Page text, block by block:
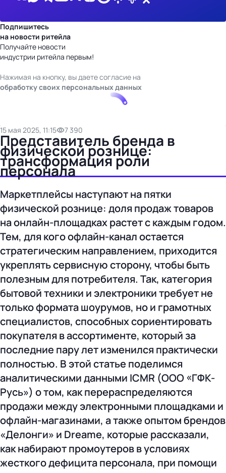
Подпишитесь
на новости ритейла
Получайте новости
индустрии ритейла первым!
Нажимая на кнопку, вы даете согласие на
обработку своих персональных данных
15 мая 2025, 11:15 7 390
Представитель бренда в
физической рознице:
трансформация роли
персонала
Маркетплейсы наступают на пятки
физической рознице: доля продаж товаров
на онлайн-площадках растет с каждым годом.
Тем, для кого офлайн-канал остается
стратегическим направлением, приходится
укреплять сервисную сторону, чтобы быть
полезным для потребителя. Так, категория
бытовой техники и электроники требует не
только формата шоурумов, но и грамотных
специалистов, способных сориентировать
покупателя в ассортименте, который за
последние пару лет изменился практически
полностью. В этой статье поделимся
аналитическими данными ICMR (ООО «ГФК-
Русь») о том, как перераспределяются
продажи между электронными площадками и
офлайн-магазинами, а также опытом брендов
«Делонги» и Dreame, которые рассказали,
как набирают промоутеров в условиях
жесткого дефицита персонала, при помощи